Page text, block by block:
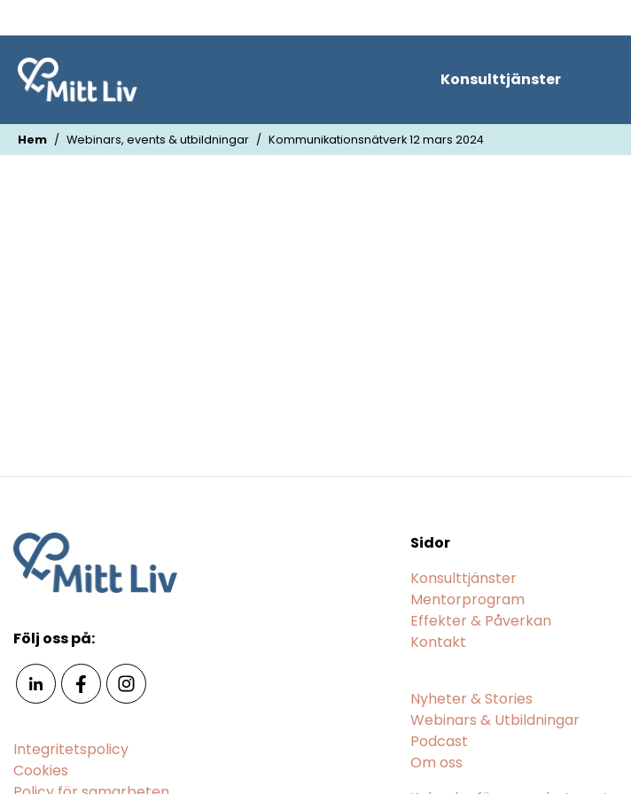
Konsulttjänster
Hem Webinars, events & utbildningar Kommunikationsnätverk 12 mars 2024
Följ oss på:
Integritetspolicy
Cookies
Sidor
Konsulttjänster
Mentorprogram
Effekter & Påverkan
Kontakt
Nyheter & Stories
Webinars & Utbildningar
Podcast
Om oss